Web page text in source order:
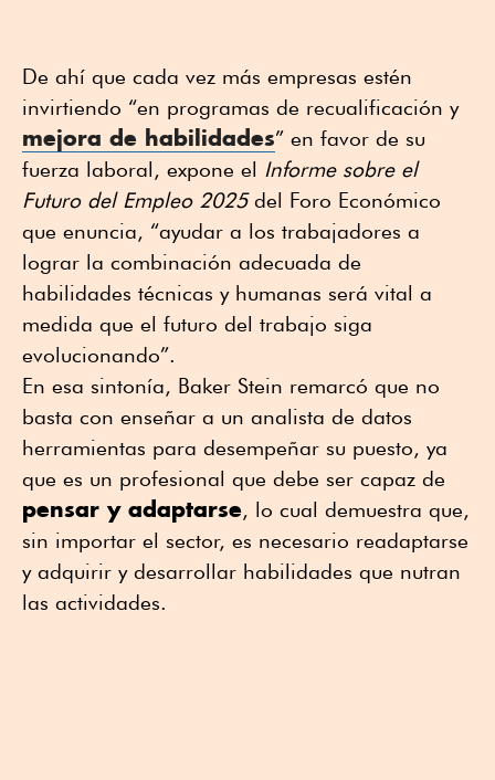
De ahí que cada vez más empresas estén
invirtiendo “en programas de recualificación y
mejora de habilidades” en favor de su
fuerza laboral, expone el Informe sobre el
Futuro del Empleo 2025del Foro Económico
que enuncia, “ayudar a los trabajadores a
lograr la combinación adecuada de
habilidades técnicas y humanas será vital a
medida que el futuro del trabajo siga
evolucionando”.
En esa sintonía, Baker Stein remarcó que no
basta con enseñar a un analista de datos
herramientas para desempeñar su puesto, ya
que es un profesional que debe ser capaz de
pensar y adaptarse, lo cual demuestra que,
sin importar el sector, es necesario readaptarse
y adquirir y desarrollar habilidades que nutran
las actividades.